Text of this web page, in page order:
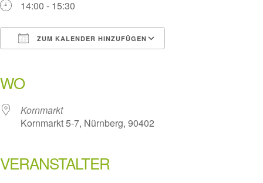
14:00 - 15:30
ZUM KALENDER HINZUFÜGEN
WO
Kornmarkt
Kornmarkt 5-7, Nürnberg, 90402
VERANSTALTER